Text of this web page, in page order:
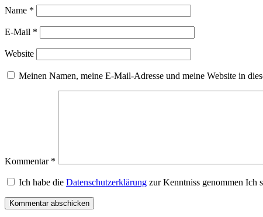
Name *
E-Mail *
Website
Meinen Namen, meine E-Mail-Adresse und meine Website in
Kommentar *
Ich habe die Datenschutzerklärung zur Kenntniss genommen Ich